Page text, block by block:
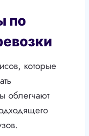
по
которые
облегчают